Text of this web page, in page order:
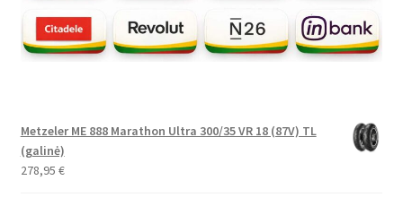
Metzeler ME 888 Marathon Ultra 300/35 VR 18 (87V) TL
(galinė)
278,95 €